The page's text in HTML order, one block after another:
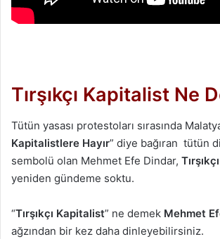
Tırşıkçı Kapitalist Ne
Tütün yasası protestoları sırasında
Kapitalistlere Hayır” diye bağıran tütün
sembolü olan Mehmet Efe Dindar, Tırşıkçı
yeniden gündeme soktu.
“Tırşıkçı Kapitalist” ne demek Mehmet
ağzından bir kez daha dinleyebilirsiniz.